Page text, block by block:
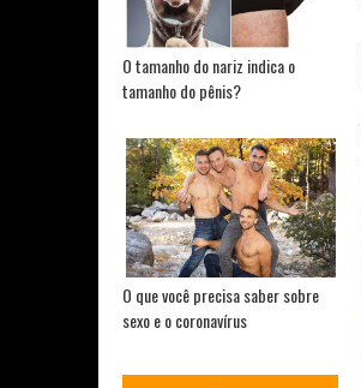
O tamanho do nariz indica o
tamanho do pênis?
O que você precisa saber sobre
sexo e o coronavírus